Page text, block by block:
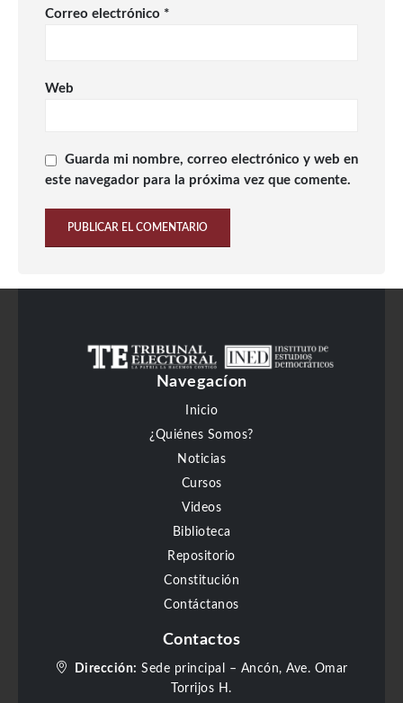
Correo electrónico *
Web
Guarda mi nombre, correo electrónico y web en
este navegador para la próxima vez que comente.
Navegacíon
Inicio
¿Quiénes Somos?
Noticias
Cursos
Videos
Biblioteca
Repositorio
Constitución
Contáctanos
Contactos
Dirección: Sede principal – Ancón, Ave. Omar
Torrijos H.